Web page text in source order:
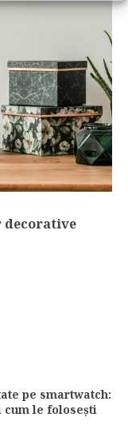
pe smartwatch:
cum le folosești